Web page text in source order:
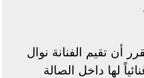
أن تقيم الفنانة نوال
لها داخل الصالة